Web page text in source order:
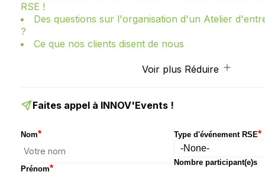
RSE !
Des questions sur l'organisation d'un Atelier
?
Ce que nos clients disent de nous
Voir plus Réduire
Faites appel à INNOV'Events !
Nom*
Prénom*
Type d'événement RSE*
Nombre participant(e)s